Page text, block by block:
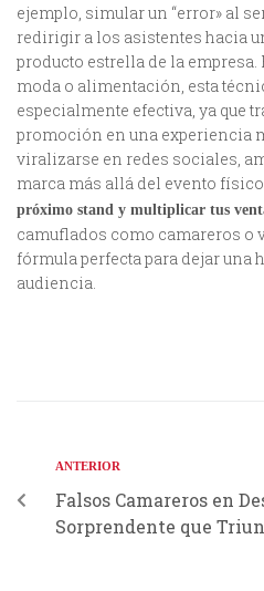
ejemplo, simular un “error» al
redirigir a los asistentes hacia
producto estrella de la
moda o alimentación, esta
especialmente efectiva, ya que
promoción en una experiencia
viralizarse en redes sociales,
marca más allá del evento
próximo stand y multiplicar tus
camuflados como camareros o
fórmula perfecta para dejar una
audiencia.
ANTERIOR
Falsos Camareros en
Sorprendente que